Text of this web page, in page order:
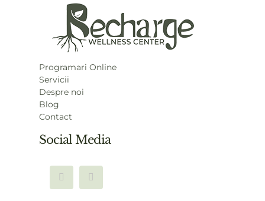
Programari Online
Servicii
Despre noi
Blog
Contact
Social Media